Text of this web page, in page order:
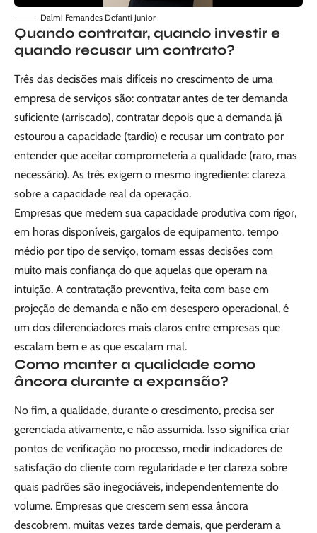
Dalmi Fernandes Defanti Junior
Quando contratar, quando investir e
quando recusar um contrato?
Três das decisões mais difíceis no crescimento de uma
empresa de serviços são: contratar antes de ter demanda
suficiente (arriscado), contratar depois que a demanda já
estourou a capacidade (tardio) e recusar um contrato por
entender que aceitar comprometeria a qualidade (raro, mas
necessário). As três exigem o mesmo ingrediente: clareza
sobre a capacidade real da operação.
Empresas que medem sua capacidade produtiva com rigor,
em horas disponíveis, gargalos de equipamento, tempo
médio por tipo de serviço, tomam essas decisões com
muito mais confiança do que aquelas que operam na
intuição. A contratação preventiva, feita com base em
projeção de demanda e não em desespero operacional, é
um dos diferenciadores mais claros entre empresas que
escalam bem e as que escalam mal.
Como manter a qualidade como
âncora durante a expansão?
No fim, a qualidade, durante o crescimento, precisa ser
gerenciada ativamente, e não assumida. Isso significa criar
pontos de verificação no processo, medir indicadores de
satisfação do cliente com regularidade e ter clareza sobre
quais padrões são inegociáveis, independentemente do
volume. Empresas que crescem sem essa âncora
descobrem, muitas vezes tarde demais, que perderam a